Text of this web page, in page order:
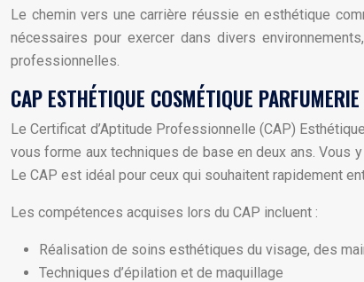
Le chemin vers une carrière réussie en esthétique
nécessaires pour exercer dans divers
professionnelles.
CAP ESTHÉTIQUE COSMÉTIQUE
Le Certificat d’Aptitude Professionnelle (CAP)
vous forme aux techniques de base en deux ans. Vous
Le CAP est idéal pour ceux qui souhaitent rapidement
Les compétences acquises lors du CAP incluent :
Réalisation de soins esthétiques du visage, des
Techniques d’épilation et de maquillage